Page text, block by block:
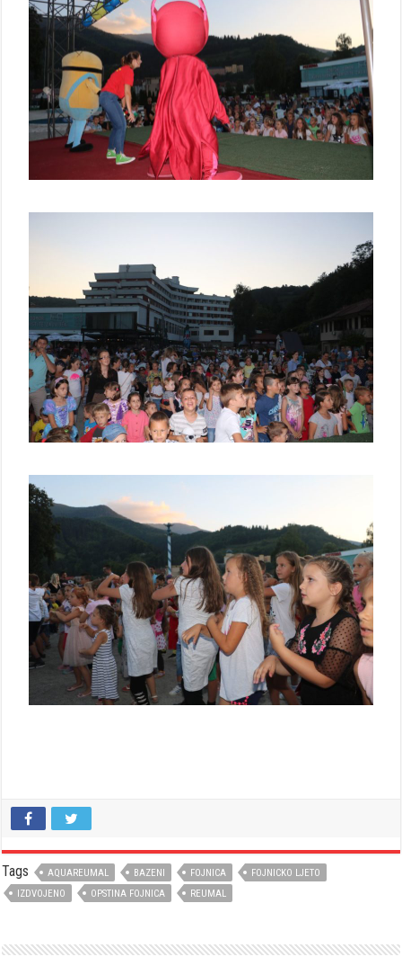
Tags AQUAREUMAL BAZENI FOJNICA
FOJNICKO LJETO
IZDVOJENO
OPSTINA FOJNICA REUMAL